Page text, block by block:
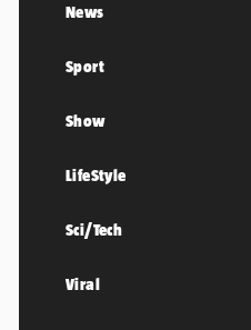
News
Sport
Show
LifeStyle
Sci/Tech
Viral